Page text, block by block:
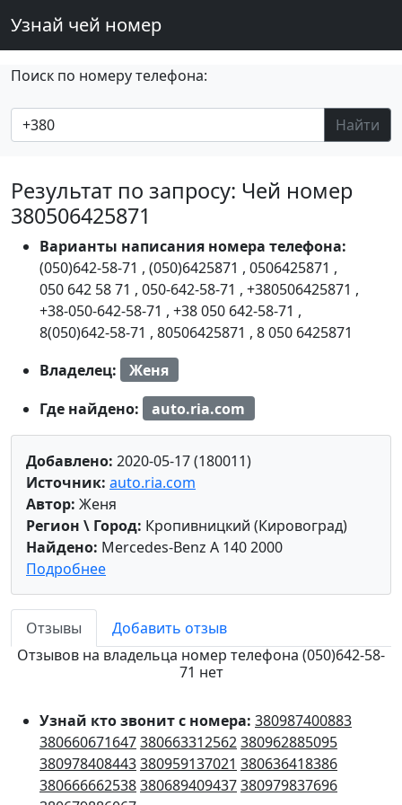
Узнай чей номер
Поиск по номеру телефона:
Найти
Результат по запросу: Чей номер
380506425871
Варианты написания номера телефона:
(050)642-58-71 , (050)6425871 , 0506425871 ,
050 642 58 71 , 050-642-58-71 , +380506425871 ,
+38-050-642-58-71 , +38 050 642-58-71 ,
8(050)642-58-71 , 80506425871 , 8 050 6425871
Владелец:
Женя
Где найдено:
auto.ria.com
Добавлено: 2020-05-17 (180011)
Источник: auto.ria.com
Автор: Женя
Регион \ Город: Кропивницкий (Кировоград)
Найдено: Mercedes-Benz A 140 2000
Подробнее
Отзывы
Добавить отзыв
Отзывов на владельца номер телефона (050)642-58-
71 нет
Узнай кто звонит с номера: 380987400883
380660671647380663312562380962885095
380978408443380959137021 380636418386
380666662538380689409437380979837696